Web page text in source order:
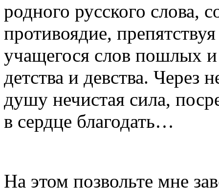
родного русского слова,
противоядие,
учащегося слов пошлых
детства и девства. Через
душу нечистая сила,
в сердце благодать…
На этом позвольте мне